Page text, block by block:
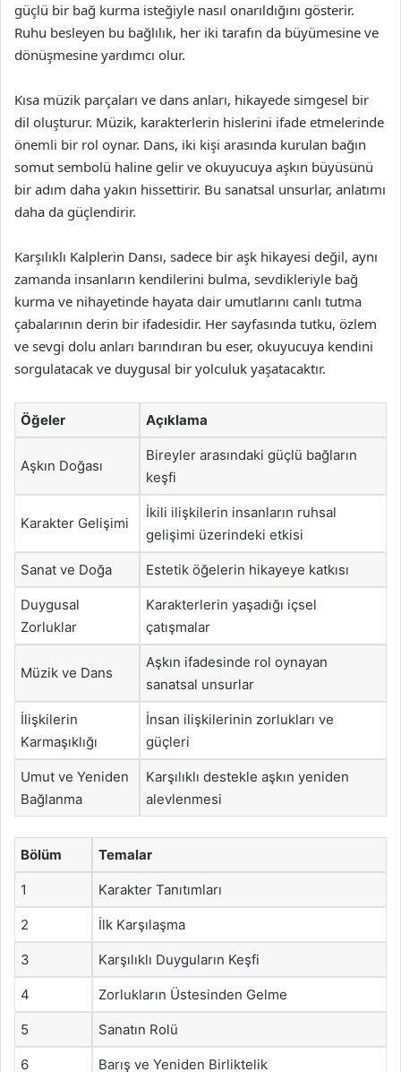
güçlü bir bağ kurma isteğiyle nasıl onarıldığını gösterir.
Ruhu besleyen bu bağlılık, her iki tarafın da büyümesine ve
dönüşmesine yardımcı olur.
Kısa müzik parçaları ve dans anları, hikayede simgesel bir
dil oluşturur. Müzik, karakterlerin hislerini ifade etmelerinde
önemli bir rol oynar. Dans, iki kişi arasında kurulan bağın
somut sembolü haline gelir ve okuyucuya aşkın büyüsünü
bir adım daha yakın hissettirir. Bu sanatsal unsurlar, anlatımı
daha da güçlendirir.
Karşılıklı Kalplerin Dansı, sadece bir aşk hikayesi değil, aynı
zamanda insanların kendilerini bulma, sevdikleriyle bağ
kurma ve nihayetinde hayata dair umutlarını canlı tutma
çabalarının derin bir ifadesidir. Her sayfasında tutku, özlem
ve sevgi dolu anları barındıran bu eser, okuyucuya kendini
sorgulatacak ve duygusal bir yolculuk yaşatacaktır.
Öğeler Açıklama
Aşkın Doğası
Bireyler arasındaki güçlü bağların
keşfi
Karakter Gelişimi
İkili ilişkilerin insanların ruhsal
gelişimi üzerindeki etkisi
Sanat ve Doğa Estetik öğelerin hikayeye katkısı
Duygusal
Zorluklar
Karakterlerin yaşadığı içsel
çatışmalar
Müzik ve Dans
Aşkın ifadesinde rol oynayan
sanatsal unsurlar
İlişkilerin
Karmaşıklığı
İnsan ilişkilerinin zorlukları ve
güçleri
Umut ve Yeniden
Bağlanma
Karşılıklı destekle aşkın yeniden
alevlenmesi
Bölüm Temalar
1 Karakter Tanıtımları
2 İlk Karşılaşma
3 Karşılıklı Duyguların Keşfi
4 Zorlukların Üstesinden Gelme
5 Sanatın Rolü
6 Barış ve Yeniden Birliktelik